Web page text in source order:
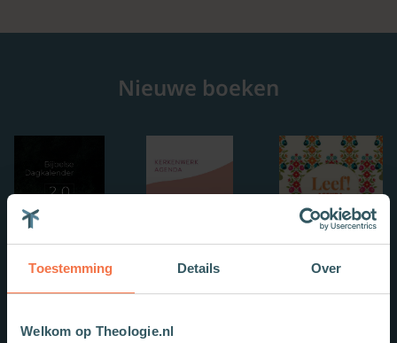
Toestemming Details Over
Welkom op Theologie.nl
Nieuwe boeken